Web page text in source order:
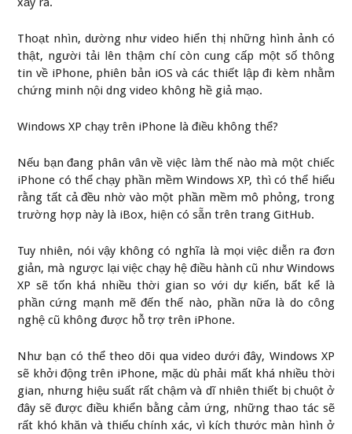
Thoạt nhìn, dường như video hiển thị những hình ảnh có
thật, người tải lên thậm chí còn cung cấp một số thông
tin về iPhone, phiên bản iOS và các thiết lập đi kèm nhằm
chứng minh nội dng video không hề giả mạo.
Windows XP chạy trên iPhone là điều không thể?
Nếu bạn đang phân vân về việc làm thế nào mà một chiếc
iPhone có thể chạy phần mềm Windows XP, thì có thể hiểu
rằng tất cả đều nhờ vào một phần mềm mô phỏng, trong
trường hợp này là iBox, hiện có sẵn trên trang GitHub.
Tuy nhiên, nói vậy không có nghĩa là mọi việc diễn ra đơn
giản, mà ngược lại việc chạy hệ điều hành cũ như Windows
XP sẽ tốn khá nhiều thời gian so với dự kiến, bất kể là
phần cứng mạnh mẽ đến thế nào, phần nữa là do công
nghệ cũ không được hỗ trợ trên iPhone.
Như bạn có thể theo dõi qua video dưới đây, Windows XP
sẽ khởi động trên iPhone, mặc dù phải mất khá nhiều thời
gian, nhưng hiệu suất rất chậm và dĩ nhiên thiết bị chuột ở
đây sẽ được điều khiển bằng cảm ứng, những thao tác sẽ
rất khó khăn và thiếu chính xác, vì kích thước màn hình ở